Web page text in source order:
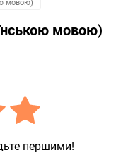
мовою)
першими!